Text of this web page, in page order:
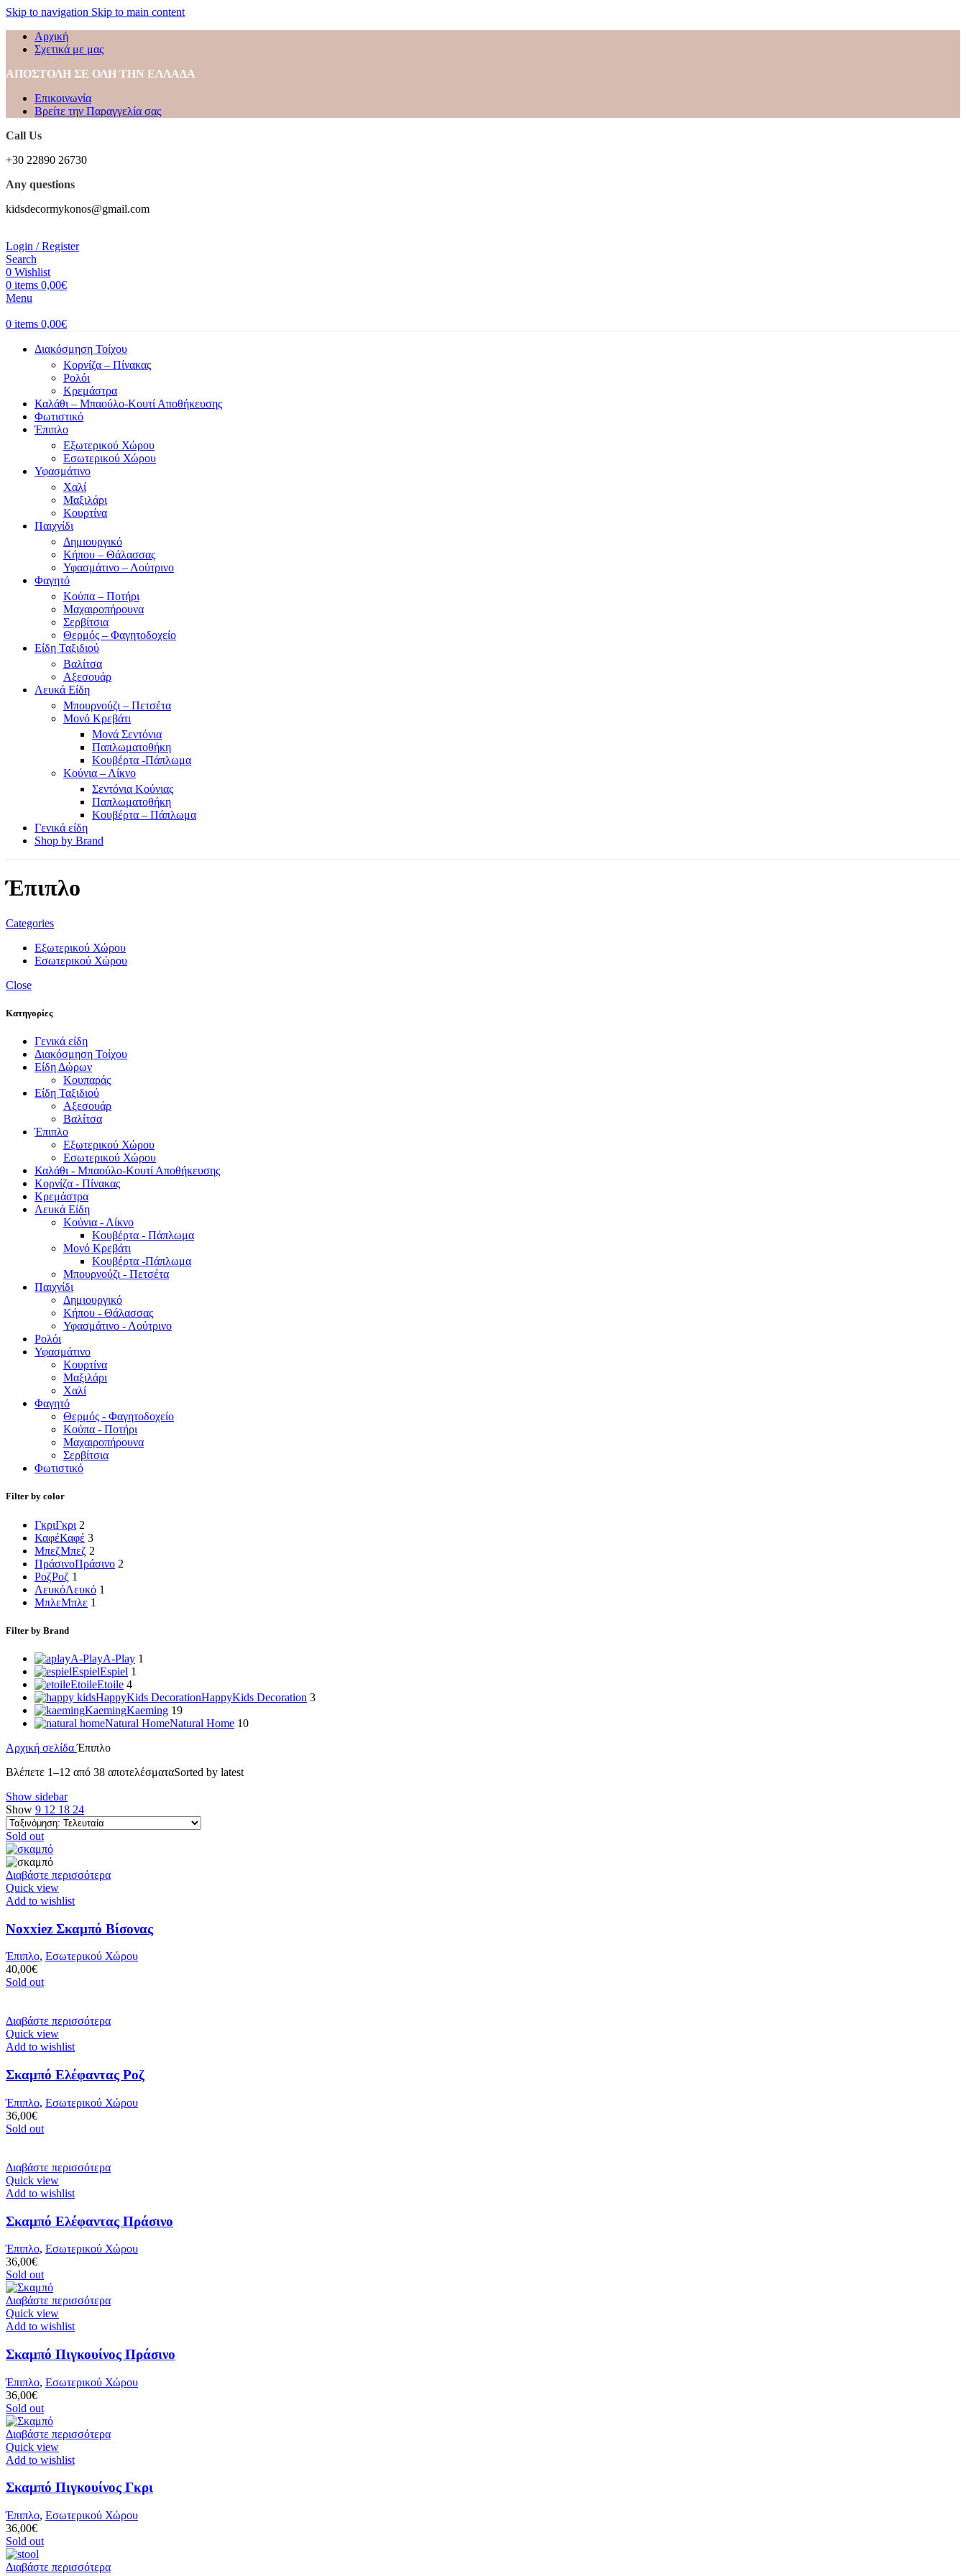
Skip to navigation Skip to main content
Αρχική
Σχετικά με μας
ΑΠΟΣΤΟΛΗ ΣΕ ΟΛΗ ΤΗΝ ΕΛΛΑΔΑ
Επικοινωνία
Βρείτε την Παραγγελία σας
Call Us
+30 22890 26730
Any questions
kidsdecormykonos@gmail.com
Login / Register
Search
0 Wishlist
0 items 0,00€
Menu
0 items 0,00€
Διακόσμηση Τοίχου
Κορνίζα – Πίνακας
Ρολόι
Κρεμάστρα
Καλάθι – Μπαούλο-Κουτί Αποθήκευσης
Φωτιστικό
Έπιπλο
Εξωτερικού Χώρου
Εσωτερικού Χώρου
Υφασμάτινο
Χαλί
Μαξιλάρι
Κουρτίνα
Παιχνίδι
Δημιουργικό
Κήπου – Θάλασσας
Υφασμάτινο – Λούτρινο
Φαγητό
Κούπα – Ποτήρι
Μαχαιροπήρουνα
Σερβίτσια
Θερμός – Φαγητοδοχείο
Είδη Ταξιδιού
Βαλίτσα
Αξεσουάρ
Λευκά Είδη
Μπουρνούζι – Πετσέτα
Μονό Κρεβάτι
Μονά Σεντόνια
Παπλωματοθήκη
Κουβέρτα -Πάπλωμα
Κούνια – Λίκνο
Σεντόνια Κούνιας
Παπλωματοθήκη
Κουβέρτα – Πάπλωμα
Γενικά είδη
Shop by Brand
Έπιπλο
Categories
Εξωτερικού Χώρου
Εσωτερικού Χώρου
Close
Κατηγορίες
Γενικά είδη
Διακόσμηση Τοίχου
Είδη Δώρων
Κουπαράς
Είδη Ταξιδιού
Αξεσουάρ
Βαλίτσα
Έπιπλο
Εξωτερικού Χώρου
Εσωτερικού Χώρου
Καλάθι - Μπαούλο-Κουτί Αποθήκευσης
Κορνίζα - Πίνακας
Κρεμάστρα
Λευκά Είδη
Κούνια - Λίκνο
Κουβέρτα - Πάπλωμα
Μονό Κρεβάτι
Κουβέρτα -Πάπλωμα
Μπουρνούζι - Πετσέτα
Παιχνίδι
Δημιουργικό
Κήπου - Θάλασσας
Υφασμάτινο - Λούτρινο
Ρολόι
Υφασμάτινο
Κουρτίνα
Μαξιλάρι
Χαλί
Φαγητό
Θερμός - Φαγητοδοχείο
Κούπα - Ποτήρι
Μαχαιροπήρουνα
Σερβίτσια
Φωτιστικό
Filter by color
ΓκριΓκρι 2
ΚαφέΚαφέ 3
ΜπεζΜπεζ 2
ΠράσινοΠράσινο 2
ΡοζΡοζ 1
ΛευκόΛευκό 1
ΜπλεΜπλε 1
Filter by Brand
A-PlayA-Play 1
EspielEspiel 1
EtoileEtoile 4
HappyKids DecorationHappyKids Decoration 3
KaemingKaeming 19
Natural HomeNatural Home 10
Αρχική σελίδαΈπιπλο
Βλέπετε 1–12 από 38 αποτελέσματαSorted by latest
Show sidebar
Show 9 12 18 24
Sold out
Διαβάστε περισσότερα
Quick view
Add to wishlist
Noxxiez Σκαμπό Βίσονας
Έπιπλο, Εσωτερικού Χώρου
40,00€
Sold out
Διαβάστε περισσότερα
Quick view
Add to wishlist
Σκαμπό Ελέφαντας Ροζ
Έπιπλο, Εσωτερικού Χώρου
36,00€
Sold out
Διαβάστε περισσότερα
Quick view
Add to wishlist
Σκαμπό Ελέφαντας Πράσινο
Έπιπλο, Εσωτερικού Χώρου
36,00€
Sold out
Διαβάστε περισσότερα
Quick view
Add to wishlist
Σκαμπό Πιγκουίνος Πράσινο
Έπιπλο, Εσωτερικού Χώρου
36,00€
Sold out
Διαβάστε περισσότερα
Quick view
Add to wishlist
Σκαμπό Πιγκουίνος Γκρι
Έπιπλο, Εσωτερικού Χώρου
36,00€
Sold out
Διαβάστε περισσότερα